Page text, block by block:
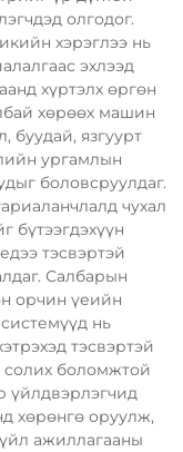
олгодог.
хэрэглээ нь
эхлээд
хүртэлх өргөн
хөрөөх машин
буудай, язгуурт
ургамлын
боловсруулдаг.
чухал
бүтээгдэхүүн
тэсвэртэй
Салбарын
орчин үеийн
нь
тэсвэртэй
солих боломжтой
үйлдвэрлэгчид
хөрөнгө оруулж,
ажиллагааны